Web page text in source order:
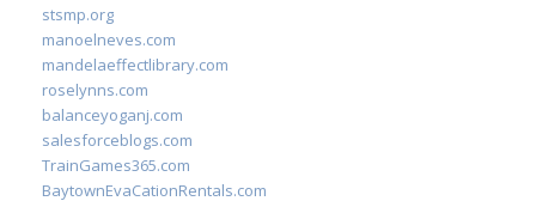
stsmp.org
manoelneves.com
mandelaeffectlibrary.com
roselynns.com
balanceyoganj.com
salesforceblogs.com
TrainGames365.com
BaytownEvaCationRentals.com